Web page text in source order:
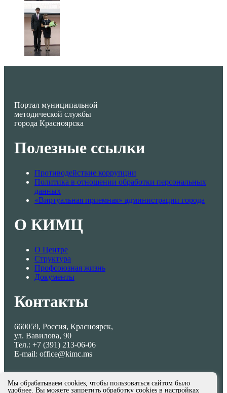
Портал муниципальной
методической службы
города Красноярска
Полезные ссылки
Противодействие коррупции
Политика в отношении обработки персональных
данных
«Виртуальная приемная» администрации города
О КИМЦ
О Центре
Структура
Профсоюзная жизнь
Документы
Контакты
660059, Россия, Красноярск,
ул. Вавилова, 90
Тел.: +7 (391) 213-06-06
E-mail: office@kimc.ms
Мы обрабатываем cookies, чтобы пользоваться сайтом было
удобнее. Вы можете запретить обработку cookies в настройках